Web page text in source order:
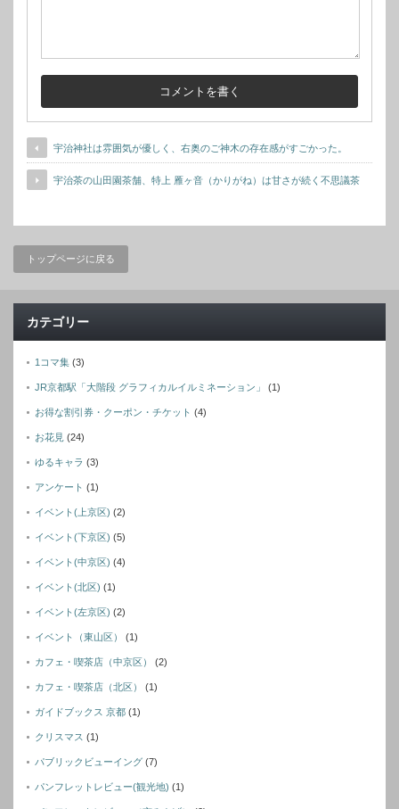
宇治神社は雰囲気が優しく、右奥のご神木の存在感がすごかった。
宇治茶の山田園茶舗、特上 雁ヶ音（かりがね）は甘さが続く不思議茶
トップページに戻る
カテゴリー
1コマ集 (3)
JR京都駅「大階段 グラフィカルイルミネーション」 (1)
お得な割引券・クーポン・チケット (4)
お花見 (24)
ゆるキャラ (3)
アンケート (1)
イベント(上京区) (2)
イベント(下京区) (5)
イベント(中京区) (4)
イベント(北区) (1)
イベント(左京区) (2)
イベント（東山区） (1)
カフェ・喫茶店（中京区） (2)
カフェ・喫茶店（北区） (1)
ガイドブックス 京都 (1)
クリスマス (1)
パブリックビューイング (7)
パンフレットレビュー(観光地) (1)